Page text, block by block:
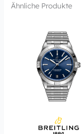
Ähnliche Produkte